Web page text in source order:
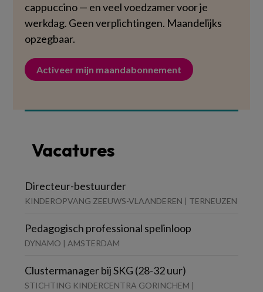
cappuccino — en veel voedzamer voor je
werkdag. Geen verplichtingen. Maandelijks
opzegbaar.
Activeer mijn maandabonnement
Vacatures
Directeur-bestuurder
KINDEROPVANG ZEEUWS-VLAANDEREN | TERNEUZEN
Pedagogisch professional spelinloop
DYNAMO | AMSTERDAM
Clustermanager bij SKG (28-32 uur)
STICHTING KINDERCENTRA GORINCHEM |